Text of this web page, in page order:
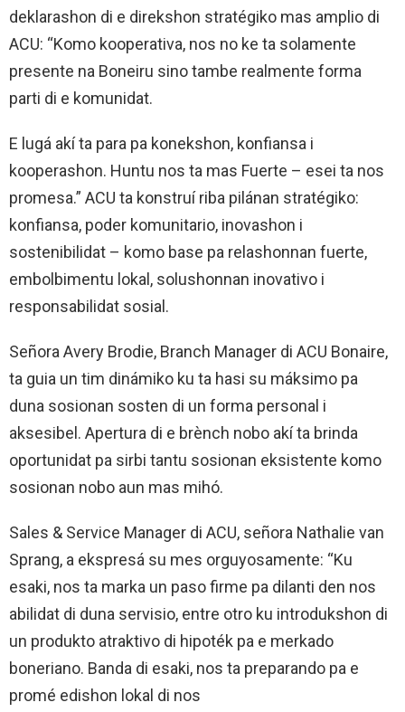
deklarashon di e direkshon stratégiko mas amplio di
ACU: “Komo kooperativa, nos no ke ta solamente
presente na Boneiru sino tambe realmente forma
parti di e komunidat.
E lugá akí ta para pa konekshon, konfiansa i
kooperashon. Huntu nos ta mas Fuerte – esei ta nos
promesa.” ACU ta konstruí riba pilánan stratégiko:
konfiansa, poder komunitario, inovashon i
sostenibilidat – komo base pa relashonnan fuerte,
embolbimentu lokal, solushonnan inovativo i
responsabilidat sosial.
Señora Avery Brodie, Branch Manager di ACU Bonaire,
ta guia un tim dinámiko ku ta hasi su máksimo pa
duna sosionan sosten di un forma personal i
aksesibel. Apertura di e brènch nobo akí ta brinda
oportunidat pa sirbi tantu sosionan eksistente komo
sosionan nobo aun mas mihó.
Sales & Service Manager di ACU, señora Nathalie van
Sprang, a ekspresá su mes orguyosamente: “Ku
esaki, nos ta marka un paso firme pa dilanti den nos
abilidat di duna servisio, entre otro ku introdukshon di
un produkto atraktivo di hipoték pa e merkado
boneriano. Banda di esaki, nos ta preparando pa e
promé edishon lokal di nos